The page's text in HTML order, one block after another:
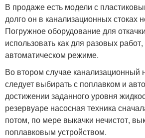
В продаже есть модели с
долго он в канализационных стоках
Погружное оборудование для
использовать как для разовых работ,
автоматическом режиме.
Во втором случае канализационный
следует выбирать с поплавком и
достижении заданного уровня
резервуаре насосная техника
потом, по мере выкачки нечистот,
поплавковым устройством.